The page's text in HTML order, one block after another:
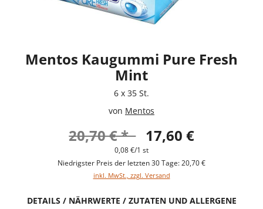
Mentos Kaugummi Pure Fresh
Mint
6 x 35 St.
von Mentos
20,70 € * 17,60 €
0,08 €/1 st
Niedrigster Preis der letzten 30 Tage: 20,70 €
inkl. MwSt., zzgl. Versand
DETAILS / NÄHRWERTE / ZUTATEN UND ALLERGENE